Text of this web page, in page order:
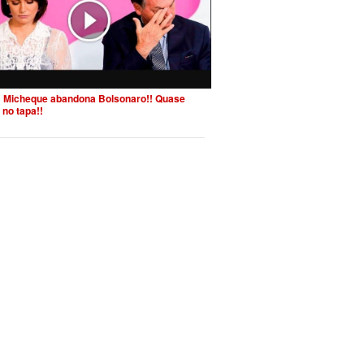
Micheque abandona Bolsonaro!! Quase
tapa!!